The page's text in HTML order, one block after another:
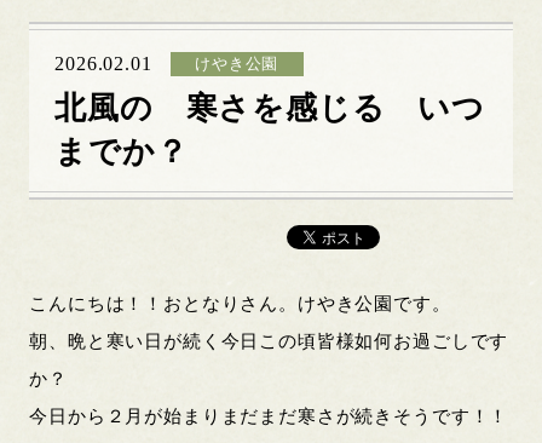
2026.02.01 けやき公園
北風の 寒さを感じる いつ
までか？
こんにちは！！おとなりさん。けやき公園です。
朝、晩と寒い日が続く今日この頃皆様如何お過ごしです
か？
今日から２月が始まりまだまだ寒さが続きそうです！！